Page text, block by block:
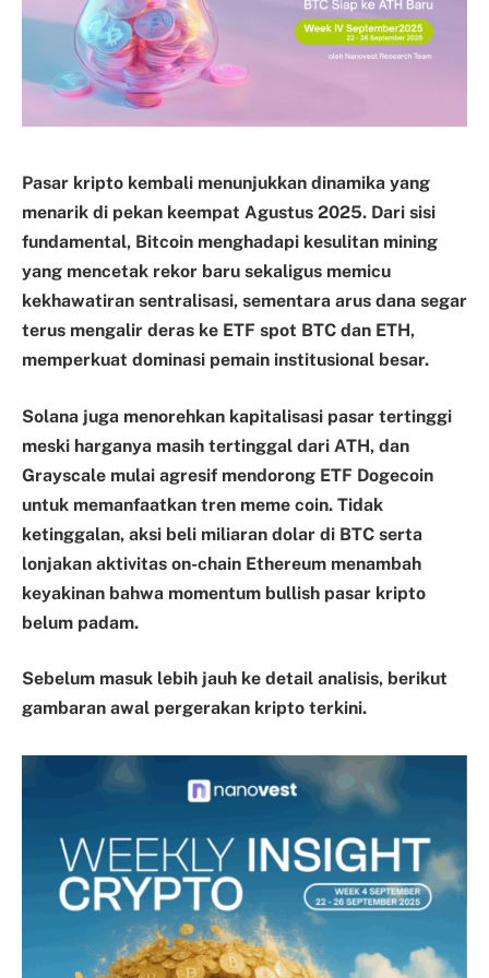
Pasar kripto kembali menunjukkan dinamika yang
menarik di pekan keempat Agustus 2025. Dari sisi
fundamental, Bitcoin menghadapi kesulitan mining
yang mencetak rekor baru sekaligus memicu
kekhawatiran sentralisasi, sementara arus dana segar
terus mengalir deras ke ETF spot BTC dan ETH,
memperkuat dominasi pemain institusional besar.
Solana juga menorehkan kapitalisasi pasar tertinggi
meski harganya masih tertinggal dari ATH, dan
Grayscale mulai agresif mendorong ETF Dogecoin
untuk memanfaatkan tren meme coin. Tidak
ketinggalan, aksi beli miliaran dolar di BTC serta
lonjakan aktivitas on-chain Ethereum menambah
keyakinan bahwa momentum bullish pasar kripto
belum padam.
Sebelum masuk lebih jauh ke detail analisis, berikut
gambaran awal pergerakan kripto terkini.